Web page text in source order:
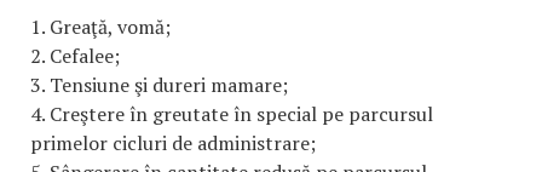
1. Greaţă, vomă;
2. Cefalee;
3. Tensiune şi dureri mamare;
4. Creştere în greutate în special pe parcursul
primelor cicluri de administrare;